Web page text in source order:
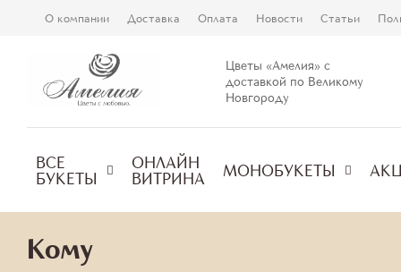
О компании Доставка Оплата Новости Статьи
Цветы «Амелия» с
доставкой по Великому
Новгороду
ВСЕ
БУКЕТЫ
ОНЛАЙН
ВИТРИНА
МОНОБУКЕТЫ
Кому